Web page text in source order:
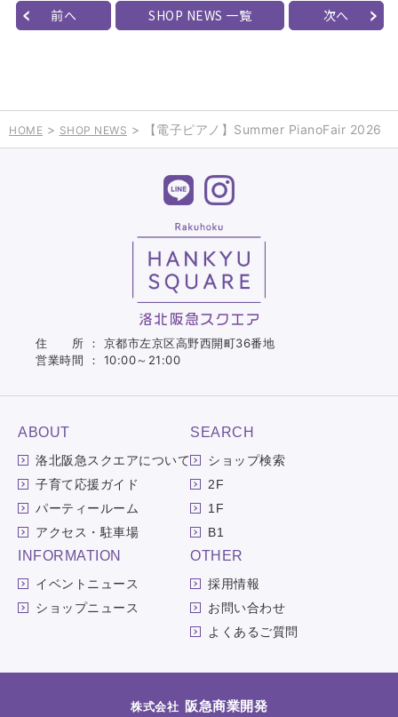
前へ SHOP NEWS 一覧 次へ
HOME > SHOP NEWS > 【電子ピアノ】Summer PianoFair 2026
住 所 ： 京都市左京区高野西開町36番地
営業時間 ： 10:00～21:00
ABOUT
洛北阪急スクエアについて
子育て応援ガイド
パーティールーム
アクセス・駐車場
SEARCH
ショップ検索
2F
1F
B1
INFORMATION
イベントニュース
ショップニュース
OTHER
採用情報
お問い合わせ
よくあるご質問
株式会社 阪急商業開発